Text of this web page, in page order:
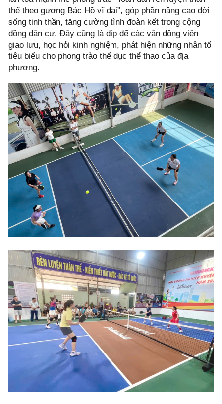
thể theo gương Bác Hồ vĩ đại”, góp phần nâng cao đời
sống tinh thần, tăng cường tình đoàn kết trong cộng
đồng dân cư. Đây cũng là dịp để các vận động viên
giao lưu, học hỏi kinh nghiệm, phát hiện những nhân tố
tiêu biểu cho phong trào thể dục thể thao của địa
phương.